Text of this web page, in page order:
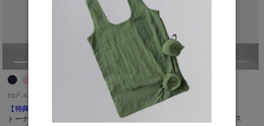
TEI3 -10°C / -20°C
【特典対象】
シェルバーン パーカ
トーナル ディスク
4-15°C / -25°C
【特典対象】
パッファー エンデュラリュクス